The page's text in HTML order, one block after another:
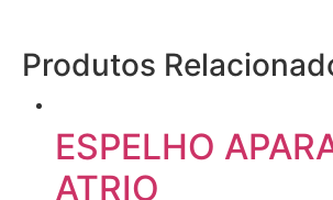
Produtos
ESPELHO
ATRIO